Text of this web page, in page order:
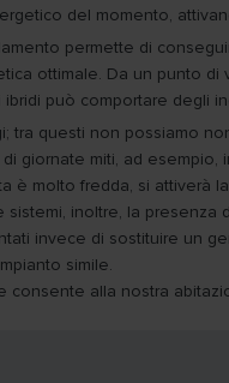
del momento,
permette di
ottimale. Da un punto
può comportare degli
tra questi non possiamo
giornate miti, ad
è molto fredda, si attiverà
inoltre, la
invece di sostituire un
simile.
alla nostra